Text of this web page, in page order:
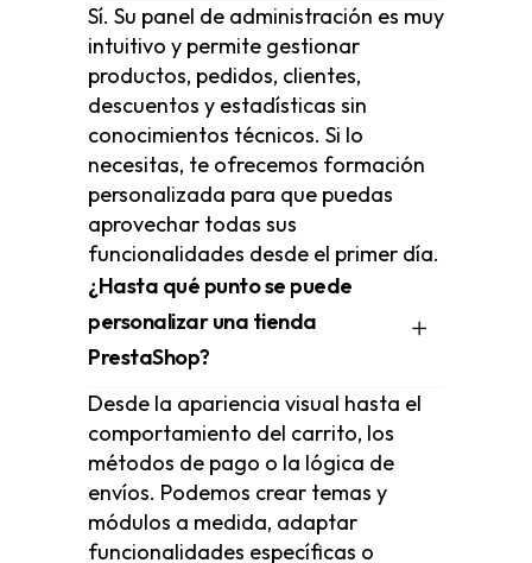
Sí. Su panel de administración es muy
intuitivo y permite gestionar
productos, pedidos, clientes,
descuentos y estadísticas sin
conocimientos técnicos. Si lo
necesitas, te ofrecemos formación
personalizada para que puedas
aprovechar todas sus
funcionalidades desde el primer día.
¿Hasta qué punto se puede
personalizar una tienda
PrestaShop?
Desde la apariencia visual hasta el
comportamiento del carrito, los
métodos de pago o la lógica de
envíos. Podemos crear temas y
módulos a medida, adaptar
funcionalidades específicas o